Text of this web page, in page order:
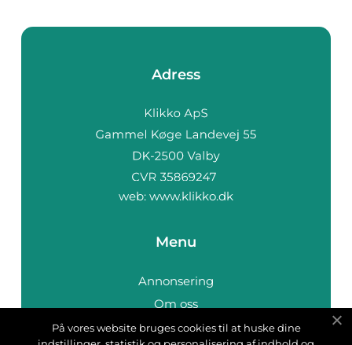
Adress
web: www.klikko.dk
Menu
Annonsering
Om oss
Cookies
På vores website bruges cookies til at huske dine